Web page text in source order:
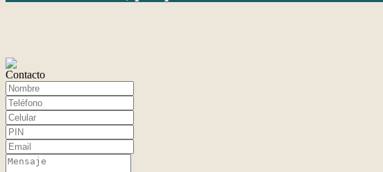
Contacto